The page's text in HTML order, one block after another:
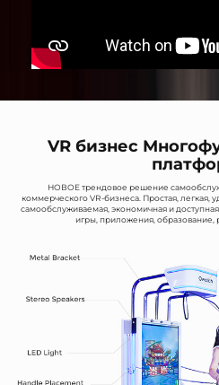
VR бизнес
НОВОЕ трендовое решение
коммерческого VR-бизнеса. Простая, легкая,
самообслуживаемая, экономичная и
игры, приложения, образование,